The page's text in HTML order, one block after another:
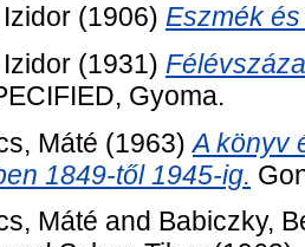
(1906) Eszmék
(1931)
Gyoma.
Máté (1963)A könyv
1849-től 1945-ig.
Máté and Babiczky,